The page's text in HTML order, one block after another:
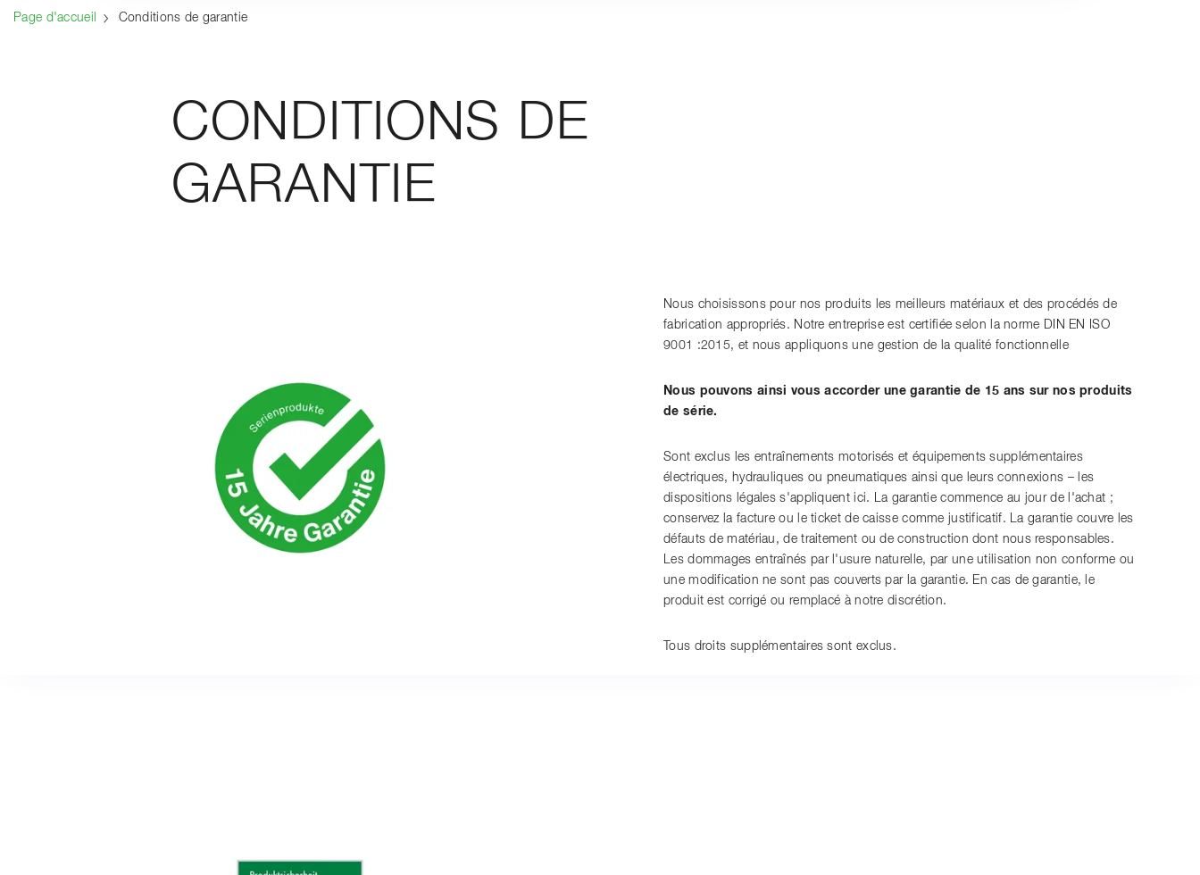
Page d'accueil Conditions de garantie
CONDITIONS DE
GARANTIE
Nous choisissons pour nos produits les meilleurs matériaux et des procédés de
fabrication appropriés. Notre entreprise est certifiée selon la norme DIN EN ISO
9001 :2015, et nous appliquons une gestion de la qualité fonctionnelle
Nous pouvons ainsi vous accorder une garantie de 15 ans sur nos produits
de série.
Sont exclus les entraînements motorisés et équipements supplémentaires
électriques, hydrauliques ou pneumatiques ainsi que leurs connexions – les
dispositions légales s'appliquent ici. La garantie commence au jour de l'achat ;
conservez la facture ou le ticket de caisse comme justificatif. La garantie couvre les
défauts de matériau, de traitement ou de construction dont nous responsables.
Les dommages entraînés par l'usure naturelle, par une utilisation non conforme ou
une modification ne sont pas couverts par la garantie. En cas de garantie, le
produit est corrigé ou remplacé à notre discrétion.
Tous droits supplémentaires sont exclus.